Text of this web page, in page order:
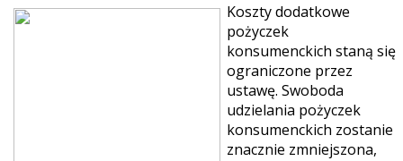
Koszty dodatkowe
pożyczek
konsumenckich staną się
ograniczone przez
ustawę. Swoboda
udzielania pożyczek
konsumenckich zostanie
znacznie zmniejszona,